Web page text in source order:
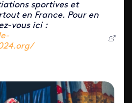
sportives et
en France. Pour en
vous ici :